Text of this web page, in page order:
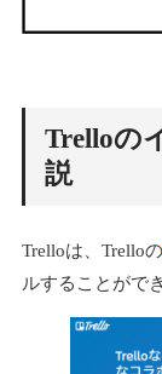
Trelloの
説
Trelloは、Trelloの
ルすることがで